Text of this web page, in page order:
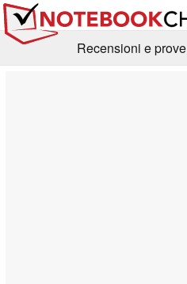
Recensioni e prove